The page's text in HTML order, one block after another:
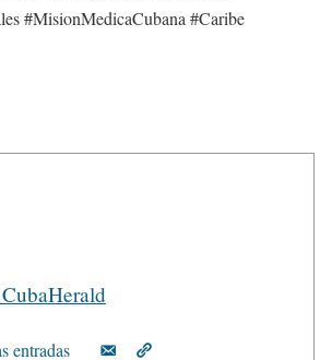
#MisionMedicaCubana #Caribe
entradas